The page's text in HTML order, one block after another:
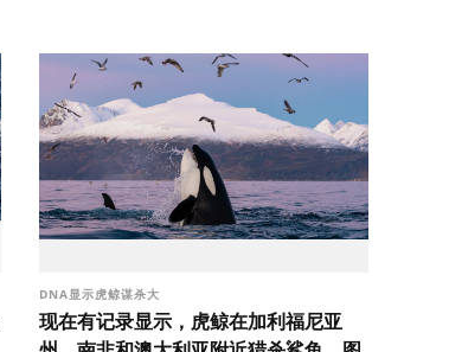
DNA显示虎鲸谋杀大
现在有记录显示，虎鲸在加利福尼亚